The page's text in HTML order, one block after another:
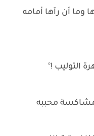
وما أن رآها أمامه
التوليب !°
محببه